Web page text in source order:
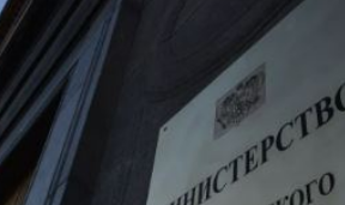
- Việt Nam Phân